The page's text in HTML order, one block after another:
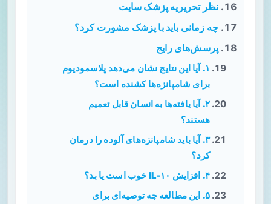
نظر تحریریه پزشک سایت
چه زمانی باید با پزشک مشورت کرد؟
پرسش‌های رایج
۱. آیا این نتایج نشان می‌دهد پلاسمودیوم
برای شامپانزه‌ها کشنده است؟
۲. آیا یافته‌ها به انسان قابل تعمیم
هستند؟
۳. آیا باید شامپانزه‌های آلوده را درمان
کرد؟
۴. افزایش IL-۱۰ خوب است یا بد؟
۵. این مطالعه چه توصیه‌ای برای